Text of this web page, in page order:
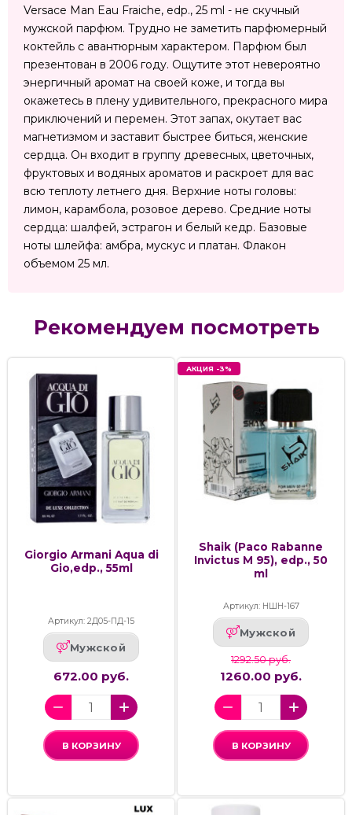
Versace Man Eau Fraiche, edp., 25 ml - не скучный
мужской парфюм. Трудно не заметить парфюмерный
коктейль с авантюрным характером. Парфюм был
презентован в 2006 году. Ощутите этот невероятно
энергичный аромат на своей коже, и тогда вы
окажетесь в плену удивительного, прекрасного мира
приключений и перемен. Этот запах, окутает вас
магнетизмом и заставит быстрее биться, женские
сердца. Он входит в группу древесных, цветочных,
фруктовых и водяных ароматов и раскроет для вас
всю теплоту летнего дня. Верхние ноты головы:
лимон, карамбола, розовое дерево. Средние ноты
сердца: шалфей, эстрагон и белый кедр. Базовые
ноты шлейфа: амбра, мускус и платан. Флакон
объемом 25 мл.
Рекомендуем посмотреть
Giorgio Armani Aqua di
Gio,edp., 55ml
Артикул: 2Д05-ПД-15
Мужской
672.00 руб.
В КОРЗИНУ
АКЦИЯ -3%
Shaik (Paco Rabanne
Invictus M 95), edp., 50
ml
Артикул: НШН-167
Мужской
1292.50 руб.
1260.00 руб.
В КОРЗИНУ